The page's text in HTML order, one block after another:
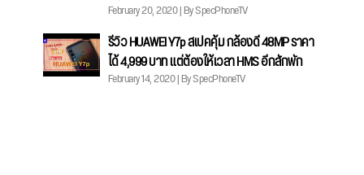
February 20, 2020 | By SpecPhoneTV
รีวิว HUAWEI Y7p สเปคคุ้ม กล้องดี 48MP ราคา
ได้ 4,999 บาท แต่ต้องให้เวลา HMS อีกสักพัก
February 14, 2020 | By SpecPhoneTV